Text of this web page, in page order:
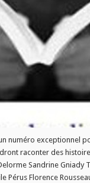
des
Livres
contes
ce
16
numéro exceptionnel
raconter des
Sandrine Gniady
Pérus Florence